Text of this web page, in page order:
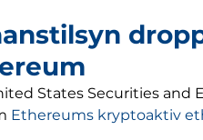
States Securities and
Ethereums kryptoaktiv